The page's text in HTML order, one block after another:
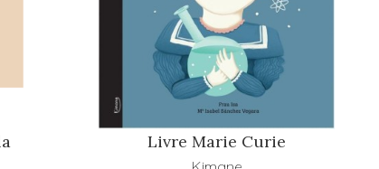
Livre Marie Curie